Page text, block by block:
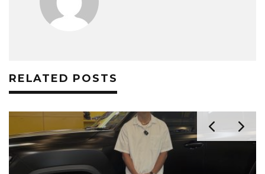
RELATED POSTS